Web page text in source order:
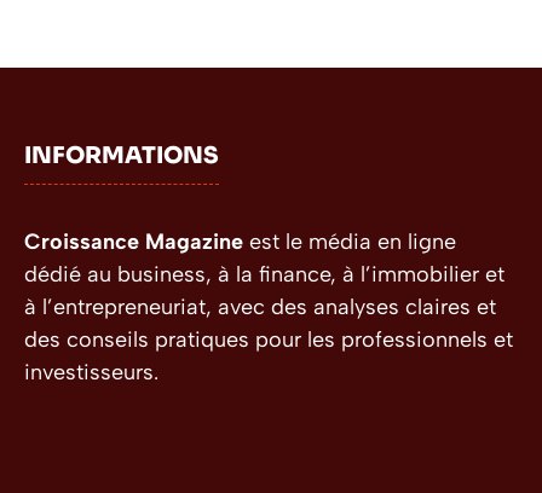
INFORMATIONS
Croissance Magazine est le média en ligne
dédié au business, à la finance, à l’immobilier et
à l’entrepreneuriat, avec des analyses claires et
des conseils pratiques pour les professionnels et
investisseurs.